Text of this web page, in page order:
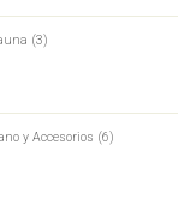
(3)
y Accesorios (6)